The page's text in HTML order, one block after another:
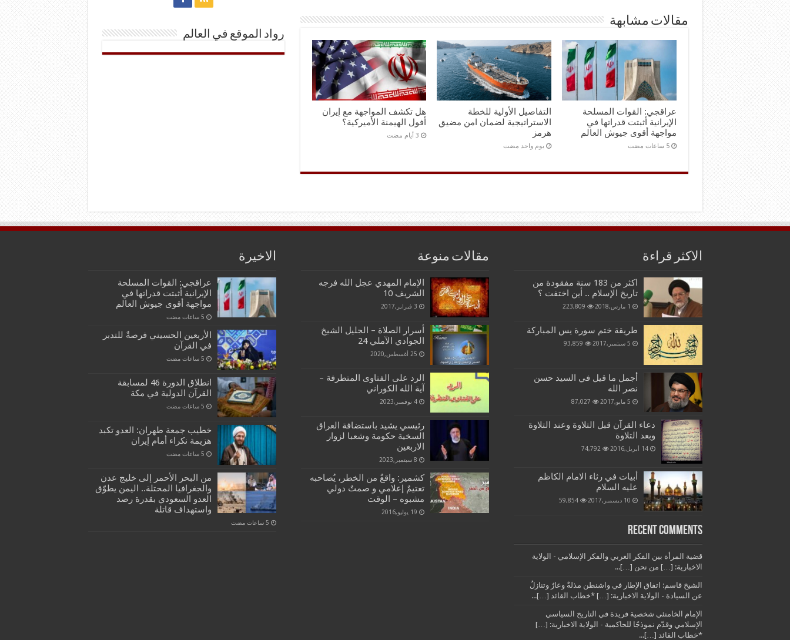
مقالات مشابهة
عراقجي: القوات المسلحة
الإيرانية أثبتت قدراتها في
مواجهة أقوى جيوش العالم
‏5 ساعات مضت
التفاصيل الأولية للخطة
الاستراتيجية لضمان امن مضيق
هرمز
‏يوم واحد مضت
هل تكشف المواجهة مع إيران
أفول الهيمنة الأميركية؟
رواد الموقع في العالم
الاكثر قراءة
اكثر من 183 سنة مفقودة من
تاريخ الإسلام .. أين اختفت ؟
1 مارس,2018 223,809
طريقة ختم سورة يس المباركة
5 سبتمبر,2017 93,859
أجمل ما قيل في السيد حسن
نصر الله
5 مايو,2017 87,027
دعاء القرآن قبل التلاوة وعند التلاوة
وبعد التلاوة
14 أبريل,2016 74,792
أبيات في رثاء الامام الكاظم
عليه السلام
10 ديسمبر,2017 59,854
Recent Comments
قضية المرأة بين الفكر الغربي والفكر الإسلامي - الولاية
الاخبارية: […] من نحن […]...
الشيخ قاسم: اتفاق الإطار في واشنطن مذلةٌ وعارٌ وتنازلٌ
عن السيادة - الولاية الاخبارية: […] *خطاب القائد […]...
الإمام الخامنئي شخصية فريدة في التاريخ السياسي
الإسلامي وقدّم نموذجًا للحاكمية - الولاية الاخبارية: […]
*خطاب القائد […]...
مقالات منوعة
الإمام المهدي عجل الله فرجه
الشريف 10
3 فبراير,2017
أسرار الصلاة – الجليل الشيخ
الجوادي الآملي 24
25 أغسطس,2020
الرد على الفتاوى المتطرفة –
آية الله الكوراني
4 نوفمبر,2023
رئيسي يشيد باستضافة العراق
السخية حكومة وشعبا لزوار
الاربعين
8 سبتمبر,2023
كشمير: واقعٌ من الخطر، يُصاحبه
تعتيمٌ إعلامي و صمتٌ دولي
مشبوه – الوقت
19 يوليو,2016
الاخيرة
عراقجي: القوات المسلحة
الإيرانية أثبتت قدراتها في
مواجهة أقوى جيوش العالم
الأربعين الحسيني فرصةٌ للتدبر
في القرآن
انطلاق الدورة 46 لمسابقة
القرآن الدولية في مكة
خطيب جمعة طهران: العدو تكبد
هزيمة نكراء أمام إيران
من البحر الأحمر إلى خليج عدن
والجغرافيا المحتلة.. اليمن يطوّق
العدو السعودي بقدرة رصد
واستهداف قاتلة